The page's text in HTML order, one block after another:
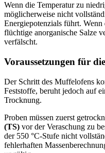
Wenn die Temperatur zu
möglicherweise nicht
Energiepotenzials führt.
flüchtige anorganische Salze
verfälscht.
Voraussetzungen für
Der Schritt des Muffelofens
Feststoffe, beruht jedoch auf
Trocknung.
Proben müssen zuerst
(TS) vor der Veraschung zu
der 550 °C-Stufe nicht
fehlerhaften